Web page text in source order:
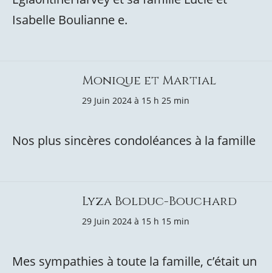
Isabelle Boulianne e.
Monique et Martial
29 Juin 2024 à 15 h 25 min
Nos plus sincères condoléances à la famille
Lyza Bolduc-Bouchard
29 Juin 2024 à 15 h 15 min
Mes sympathies à toute la famille, c’était un